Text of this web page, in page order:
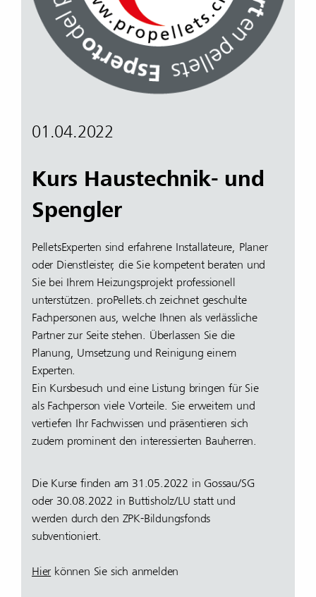
01.04.2022
Kurs Haustechnik- und
Spengler
PelletsExperten sind erfahrene Installateure, Planer
oder Dienstleister, die Sie kompetent beraten und
Sie bei Ihrem Heizungsprojekt professionell
unterstützen. proPellets.ch zeichnet geschulte
Fachpersonen aus, welche Ihnen als verlässliche
Partner zur Seite stehen. Überlassen Sie die
Planung, Umsetzung und Reinigung einem
Experten.
Ein Kursbesuch und eine Listung bringen für Sie
als Fachperson viele Vorteile. Sie erweitern und
vertiefen Ihr Fachwissen und präsentieren sich
zudem prominent den interessierten Bauherren.
Die Kurse finden am 31.05.2022 in Gossau/SG
oder 30.08.2022 in Buttisholz/LU statt und
werden durch den ZPK-Bildungsfonds
subventioniert.
Hier können Sie sich anmelden